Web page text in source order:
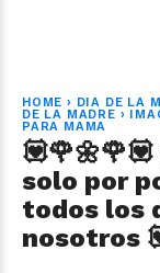
HOME › DIA DE LA
DE LA MADRE ›
PARA MAMA
solo por
todos los
nosotros